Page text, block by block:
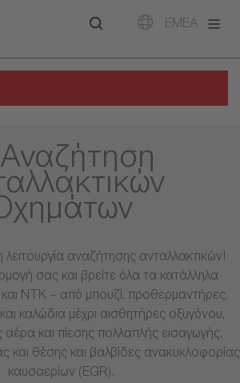
EMEA
Αναζήτηση
αναζήτησης ανταλλακτικών!
σας και βρείτε όλα τα κατάλληλα
NTK – από μπουζί, προθερμαντήρες,
καλώδια μέχρι αισθητήρες οξυγόνου,
και πίεσης πολλαπλής εισαγωγής,
και θέσης και βαλβίδες ανακυκλοφορίας
καυσαερίων (EGR).